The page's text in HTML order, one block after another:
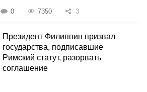
0 7350 3
Президент Филиппин призвал
государства, подписавшие
Римский статут, разорвать
соглашение